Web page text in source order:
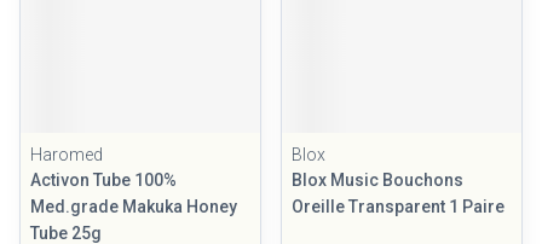
Haromed
Activon Tube 100%
Med.grade Makuka Honey
Tube 25g
Blox
Blox Music Bouchons
Oreille Transparent 1 Paire